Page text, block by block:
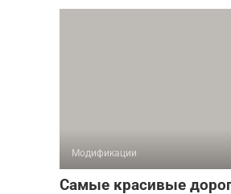
Модификации
Самые красивые